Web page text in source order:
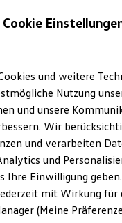
Sondermodelle
CUV
Fahrzeuge
Produkte
Angebote
Cookie
und weitere
Nutzung
und unsere
Wir
und verarbeiten
und
Ihre Einwilligung
mit Wirkung für
(Meine